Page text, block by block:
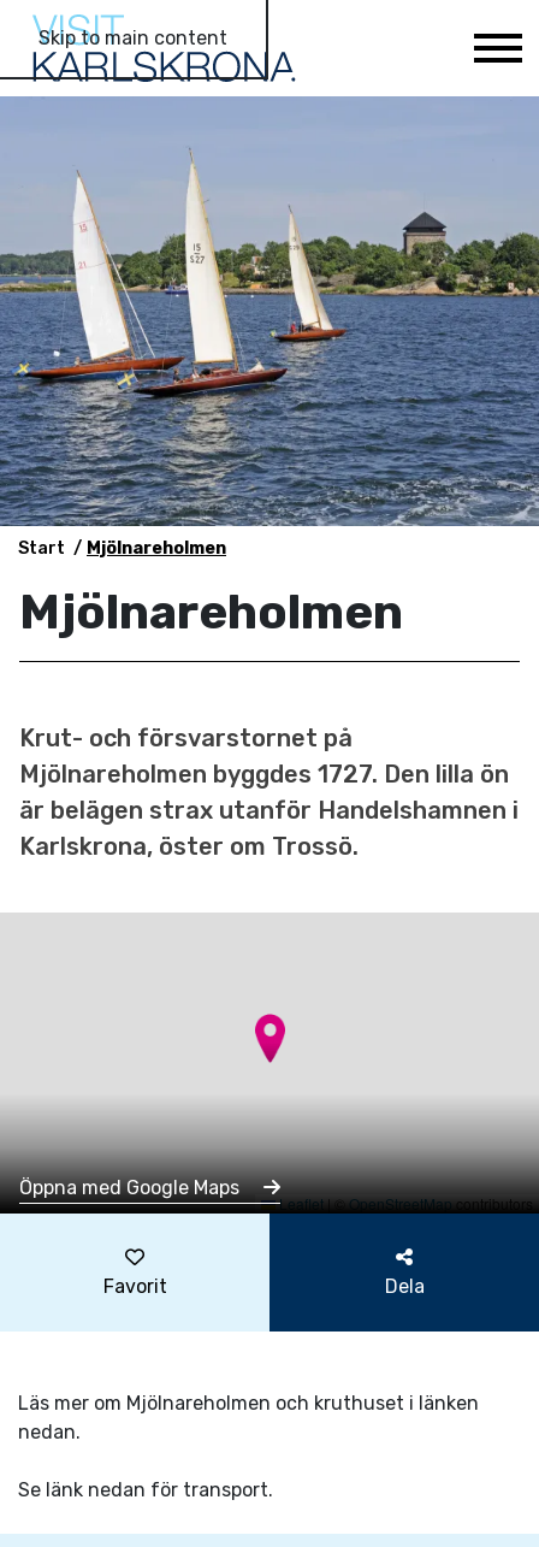
Skip to main content
Start Mjölnareholmen
Mjölnareholmen
Krut- och försvarstornet på
Mjölnareholmen byggdes 1727. Den lilla ön
är belägen strax utanför Handelshamnen i
Karlskrona, öster om Trossö.
Leaflet|©OpenStreetMapcontributors
Öppna med Google Maps
Favorit Dela
Läs mer om Mjölnareholmen och kruthuset i länken
nedan.
Se länk nedan för transport.